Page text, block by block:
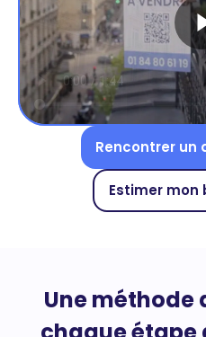
Rencontrer un
Estimer mon
Une méthode